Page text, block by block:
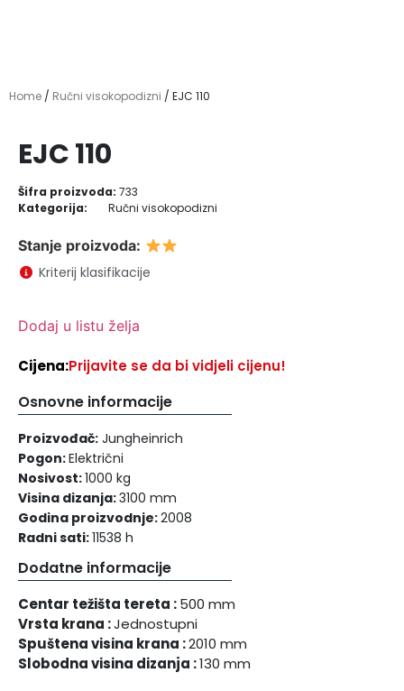
Home / Ručni visokopodizni / EJC 110
EJC 110
Šifra proizvoda: 733
Kategorija:
Ručni visokopodizni
Stanje proizvoda:
Kriterij klasifikacije
Dodaj u listu želja
Cijena:Prijavite se da bi vidjeli cijenu!
Osnovne informacije
Proizvođač: Jungheinrich
Pogon:Električni
Nosivost:1000 kg
Visina dizanja:3100 mm
Godina proizvodnje:2008
Radni sati:11538 h
Dodatne informacije
Centar težišta tereta :500 mm
Vrsta krana :Jednostupni
Spuštena visina krana :2010 mm
Slobodna visina dizanja :130 mm